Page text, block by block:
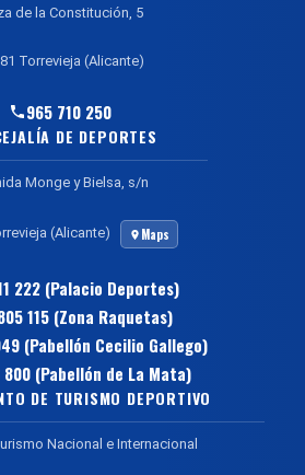
de la Constitución, 5
Torrevieja (Alicante)
965 710 250
DE DEPORTES
Monge y Bielsa, s/n
(Alicante) Maps
222 (Palacio Deportes)
115 (Zona Raquetas)
(Pabellón Cecilio Gallego)
800 (Pabellón de La Mata)
DE TURISMO DEPORTIVO
Nacional e Internacional